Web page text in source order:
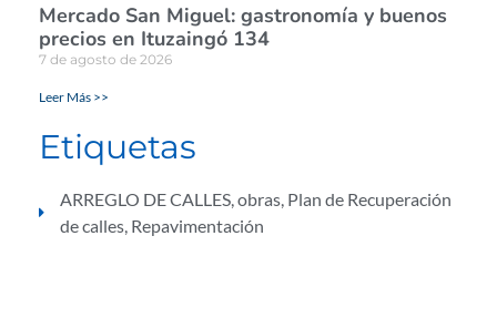
Mercado San Miguel: gastronomía y buenos
precios en Ituzaingó 134
7 de agosto de 2026
Leer Más >>
Etiquetas
ARREGLO DE CALLES obras Plan de Recuperación
de calles Repavimentación